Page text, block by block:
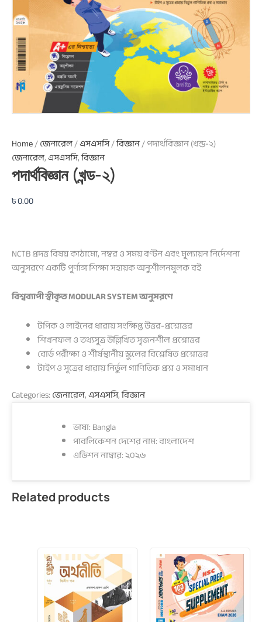
Home/জেনারেল/এসএসসি/বিজ্ঞান/ পদার্থবিজ্ঞান (খন্ড-২)
জেনারেল,এসএসসি,বিজ্ঞান
পদার্থবিজ্ঞান (খন্ড-২)
৳0.00
NCTB প্রদত্ত বিষয় কাঠামো, নম্বর ও সময় বণ্টন এবং মূল্যায়ন নির্দেশনা
অনুসরণে একটি পূর্ণাঙ্গ শিক্ষা সহায়ক অনুশীলনমূলক বই
বিশ্বব্যাপী স্বীকৃত MODULAR SYSTEM অনুসরণে
টপিক ও লাইনের ধারায় সংক্ষিপ্ত উত্তর-প্রশ্নোত্তর
শিখনফল ও তথ্যসূত্র উল্লিখিত সৃজনশীল প্রশ্নোত্তর
বোর্ড পরীক্ষা ও শীর্ষস্থানীয় স্কুলের বিশ্লেষিত প্রশ্নোত্তর
টাইপ ও সূত্রের ধারায় নির্ভুল গাণিতিক প্রশ্ন ও সমাধান
Categories:জেনারেল,এসএসসি,বিজ্ঞান
ভাষা: Bangla
পাবলিকেশন দেশের নাম: বাংলাদেশ
এডিশন নাম্বার: ২০২৬
Related products